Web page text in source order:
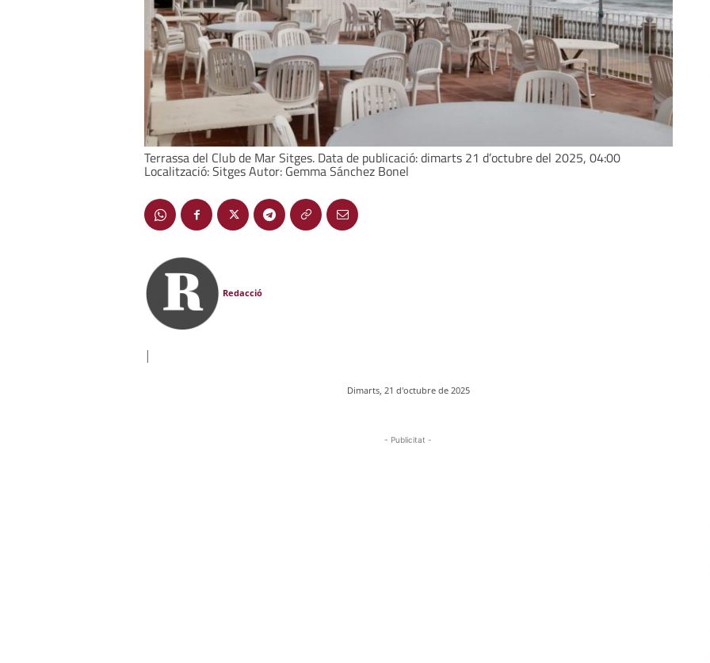
Terrassa del Club de Mar Sitges. Data de publicació: dimarts 21 d’octubre del 2025, 04:00
Localització: Sitges Autor: Gemma Sánchez Bonel
Redacció
|
Dimarts, 21 d'octubre de 2025
- Publicitat -